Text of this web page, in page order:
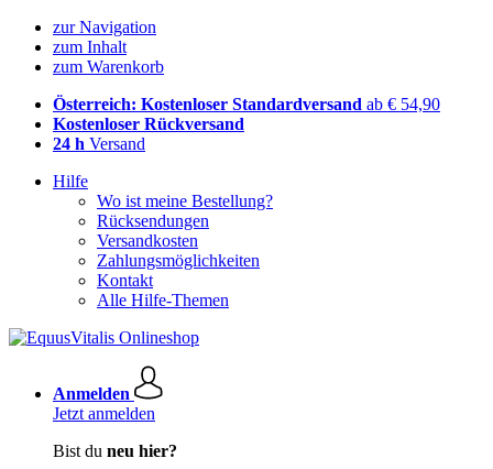
zur Navigation
zum Inhalt
zum Warenkorb
Österreich: Kostenloser Standardversand ab € 54,90
Kostenloser Rückversand
24 h Versand
Hilfe
Wo ist meine Bestellung?
Rücksendungen
Versandkosten
Zahlungsmöglichkeiten
Kontakt
Alle Hilfe-Themen
Anmelden
Jetzt anmelden
Bist du neu hier?